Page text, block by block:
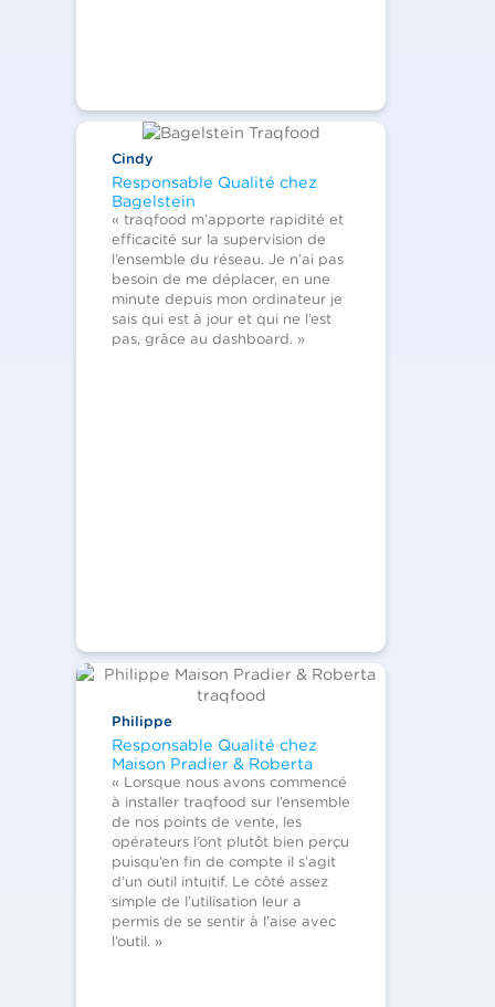
Cindy
Responsable Qualité chez
Bagelstein
« traqfood m’apporte rapidité et
efficacité sur la supervision de
l’ensemble du réseau. Je n’ai pas
besoin de me déplacer, en une
minute depuis mon ordinateur je
sais qui est à jour et qui ne l’est
pas, grâce au dashboard. »
Philippe
Responsable Qualité chez
Maison Pradier & Roberta
« Lorsque nous avons commencé
à installer traqfood sur l’ensemble
de nos points de vente, les
opérateurs l’ont plutôt bien perçu
puisqu’en fin de compte il s’agit
d’un outil intuitif. Le côté assez
simple de l’utilisation leur a
permis de se sentir à l’aise avec
l’outil. »